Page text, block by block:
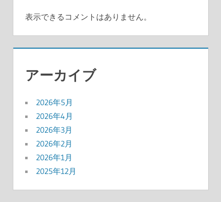
表示できるコメントはありません。
アーカイブ
2026年5月
2026年4月
2026年3月
2026年2月
2026年1月
2025年12月